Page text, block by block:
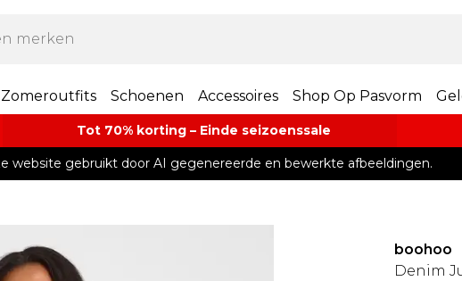
Zomeroutfits Schoenen Accessoires Shop Op Pasvorm
Tot 70% korting – Einde seizoenssale
website gebruikt door AI gegenereerde en bewerkte afbeeldingen.
boohoo
Denim